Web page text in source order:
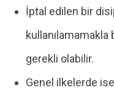
İptal edilen bir
gerekli olabilir.
Genel ilkelerde